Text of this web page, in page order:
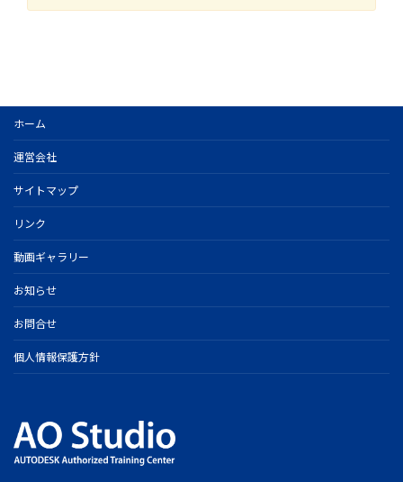
ホーム
運営会社
サイトマップ
リンク
動画ギャラリー
お知らせ
お問合せ
個人情報保護方針